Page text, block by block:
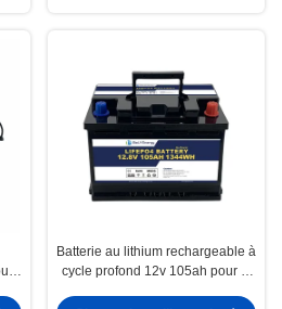
Batterie au lithium rechargeable à
cycle profond 12v 105ah pour le